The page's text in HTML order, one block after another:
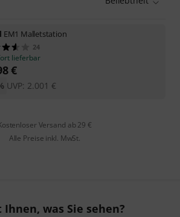
EM1 Malletstation
24
lieferbar
€
UVP: 2.001 €
Versand ab 29 €
Alle Preise inkl. MwSt.
was Sie sehen?